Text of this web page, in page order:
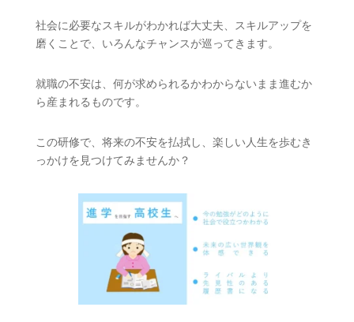
社会に必要なスキルがわかれば大丈夫、スキルアップを
磨くことで、いろんなチャンスが巡ってきます。
就職の不安は、何が求められるかわからないまま進むか
ら産まれるものです。
この研修で、将来の不安を払拭し、楽しい人生を歩むき
っかけを見つけてみませんか？